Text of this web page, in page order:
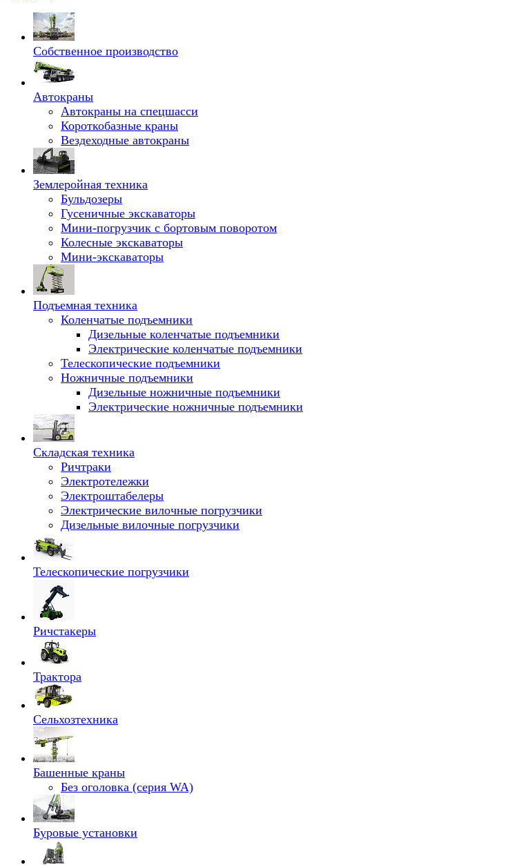
Собственное производство
Автокраны
Автокраны на спецшасси
Короткобазные краны
Вездеходные автокраны
Землеройная техника
Бульдозеры
Гусеничные экскаваторы
Мини-погрузчик с бортовым поворотом
Колесные экскаваторы
Мини-экскаваторы
Подъемная техника
Коленчатые подъемники
Дизельные коленчатые подъемники
Электрические коленчатые подъемники
Телескопические подъемники
Ножничные подъемники
Дизельные ножничные подъемники
Электрические ножничные подъемники
Складская техника
Ричтраки
Электротележки
Электроштабелеры
Электрические вилочные погрузчики
Дизельные вилочные погрузчики
Телескопические погрузчики
Ричстакеры
Трактора
Сельхозтехника
Башенные краны
Без оголовка (серия WA)
Буровые установки